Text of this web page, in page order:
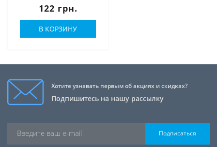
122 грн.
В КОРЗИНУ
Хотите узнавать первым об акциях и скидках?
Подпишитесь на нашу рассылку
Подписаться